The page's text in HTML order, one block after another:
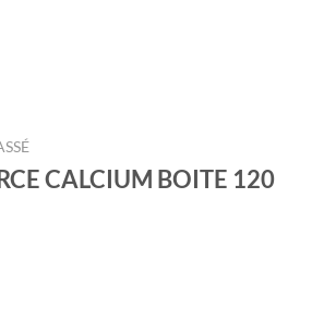
CALCIUM BOITE 120